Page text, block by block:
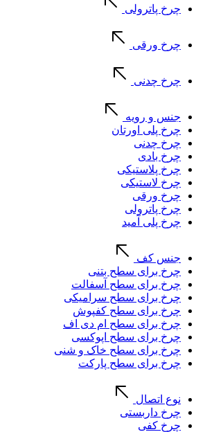
چرخ پاترولی
چرخ ورقی
چرخ چدنی
جنس و رویه
چرخ پلی اورتان
چرخ چدنی
چرخ بادی
چرخ پلاستیکی
چرخ لاستیکی
چرخ ورقی
چرخ پاترولی
چرخ پلی آمید
جنس کف
چرخ برای سطح بتنی
چرخ برای سطح آسفالت
چرخ برای سطح سرامیکی
چرخ برای سطح کفپوش
چرخ برای سطح ام دی اف
چرخ برای سطح اپوکسی
چرخ برای سطح خاک و شنی
چرخ برای سطح پارکت
نوع اتصال
چرخ داربستی
چرخ کفی